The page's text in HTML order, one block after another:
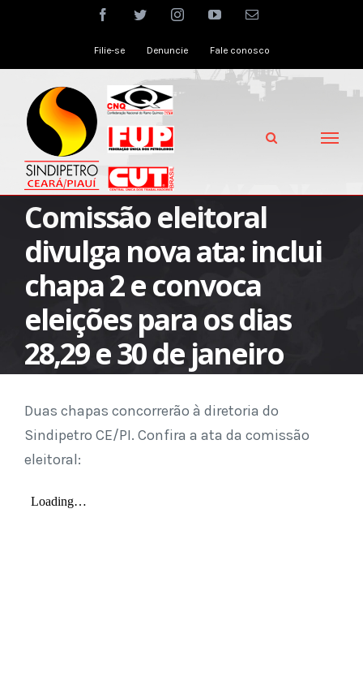
facebooktwitter instagramyoutubeEmail
Filie-se Denuncie Fale conosco
Comissão eleitoral
divulga nova ata: inclui
chapa 2 e convoca
eleições para os dias
28,29 e 30 de janeiro
Duas chapas concorrerão à diretoria do
Sindipetro CE/PI. Confira a ata da comissão
eleitoral: